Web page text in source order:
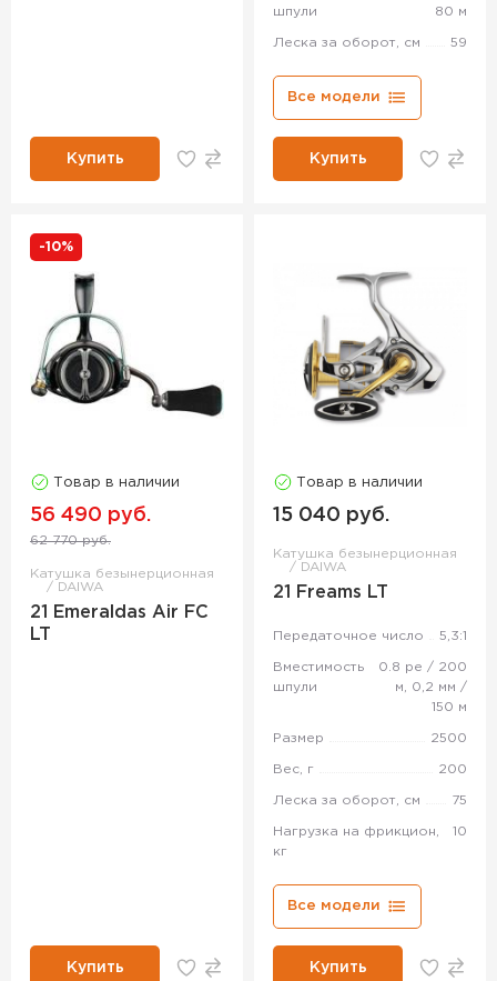
Купить
шпули
80 м
Леска за оборот, см 59
Все модели
Купить
-10%
Товар в наличии
56 490 руб.
62 770 руб.
Катушка безынерционная
DAIWA
21 Emeraldas Air FC
LT
Купить
Товар в наличии
15 040 руб.
Катушка безынерционная
DAIWA
21 Freams LT
Передаточное число 5,3:1
Вместимость
шпули
0.8 pe / 200
м, 0,2 мм /
150 м
Размер 2500
Вес, г 200
Леска за оборот, см 75
Нагрузка на фрикцион,
кг
10
Все модели
Купить